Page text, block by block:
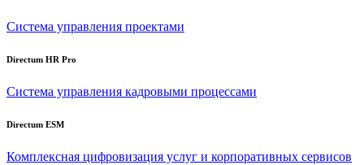
Система управления проектами
Directum HR Pro
Система управления кадровыми процессами
Directum ESM
Комплексная цифровизация услуг и корпоративных сервисов